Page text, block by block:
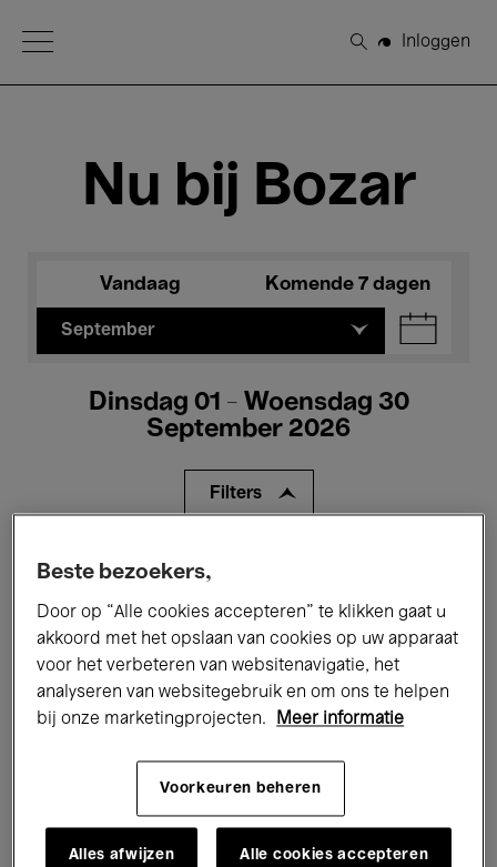
Open Menu
Zoeken
Inloggen
Nu bij Bozar
Vandaag Komende 7 dagen
September
Dinsdag 01 - Woensdag 30
September 2026
Filters
Alle evenementen
Tentoonstellingen Films
Performances Lezingen & Debatten
Jazz Klassieke Muziek Global Music
Voor iedereen Kids’ Palace
Beste bezoekers,
Door op “Alle cookies accepteren” te klikken gaat u
akkoord met het opslaan van cookies op uw apparaat
voor het verbeteren van websitenavigatie, het
analyseren van websitegebruik en om ons te helpen
bij onze marketingprojecten.
Meer informatie
Voorkeuren beheren
Alles afwijzen Alle cookies accepteren